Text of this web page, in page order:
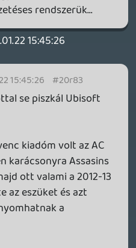
nem merték
😃
is olyanok
AI
öttleteket
14:21:46